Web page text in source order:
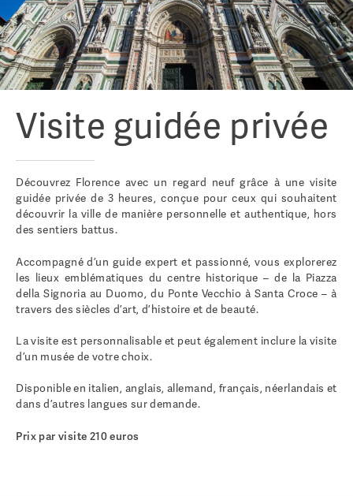
Visite guidée privée
Découvrez Florence avec un regard neuf grâce à une visite
guidée privée de 3 heures, conçue pour ceux qui souhaitent
découvrir la ville de manière personnelle et authentique, hors
des sentiers battus.
Accompagné d’un guide expert et passionné, vous explorerez
les lieux emblématiques du centre historique – de la Piazza
della Signoria au Duomo, du Ponte Vecchio à Santa Croce – à
travers des siècles d’art, d’histoire et de beauté.
La visite est personnalisable et peut également inclure la visite
d’un musée de votre choix.
Disponible en italien, anglais, allemand, français, néerlandais et
dans d’autres langues sur demande.
Prix par visite 210 euros